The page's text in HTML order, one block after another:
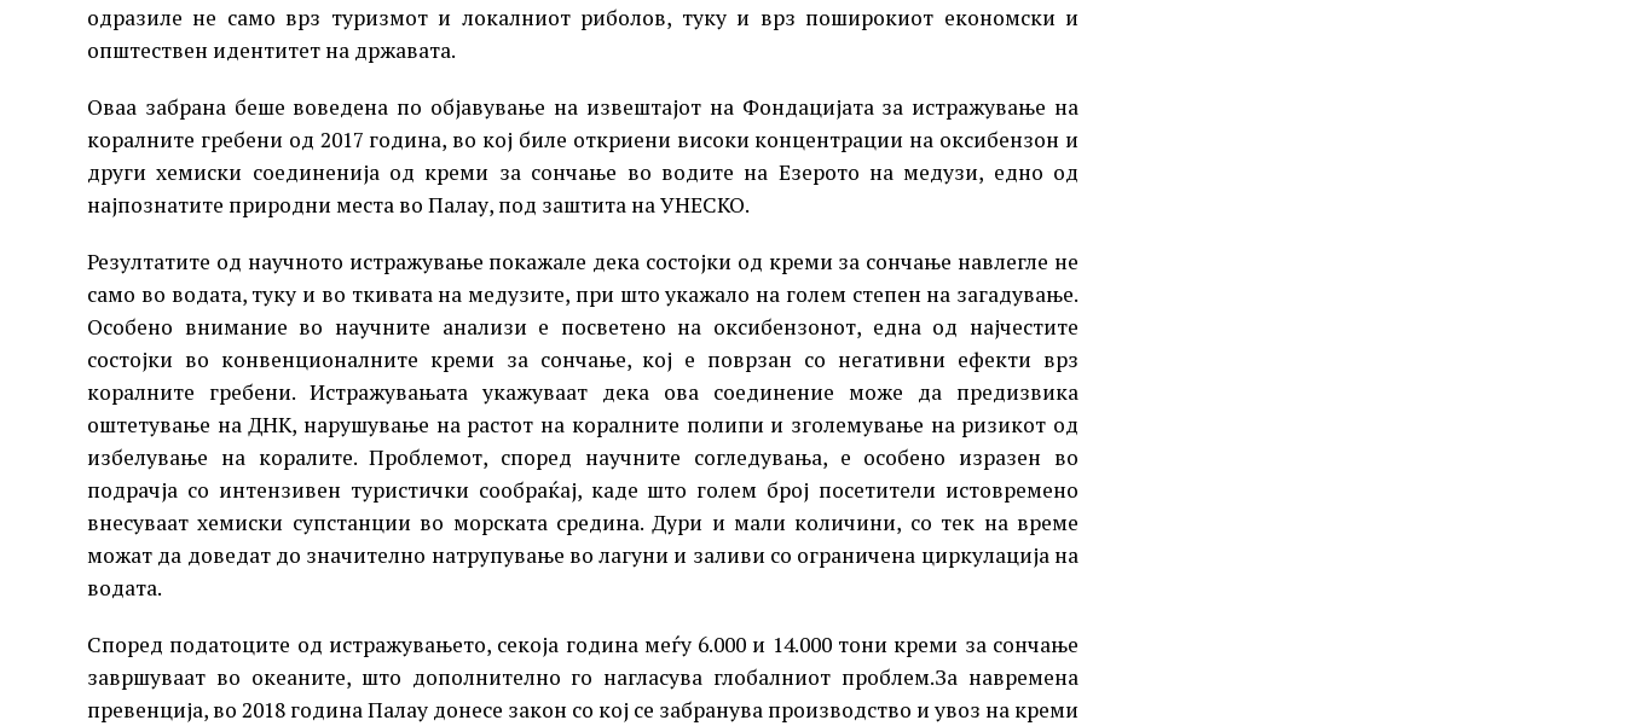
одразиле не само врз туризмот и локалниот риболов, туку и врз поширокиот економски и
општествен идентитет на државата.
Оваа забрана беше воведена по објавување на извештајот на Фондацијата за истражување на
коралните гребени од 2017 година, во кој биле откриени високи концентрации на оксибензон и
други хемиски соединенија од креми за сончање во водите на Езерото на медузи, едно од
најпознатите природни места во Палау, под заштита на УНЕСКО.
Резултатите од научното истражување покажале дека состојки од креми за сончање навлегле не
само во водата, туку и во ткивата на медузите, при што укажало на голем степен на загадување.
Особено внимание во научните анализи е посветено на оксибензонот, една од најчестите
состојки во конвенционалните креми за сончање, кој е поврзан со негативни ефекти врз
коралните гребени. Истражувањата укажуваат дека ова соединение може да предизвика
оштетување на ДНК, нарушување на растот на коралните полипи и зголемување на ризикот од
избелување на коралите. Проблемот, според научните согледувања, е особено изразен во
подрачја со интензивен туристички сообраќај, каде што голем број посетители истовремено
внесуваат хемиски супстанции во морската средина. Дури и мали количини, со тек на време
можат да доведат до значително натрупување во лагуни и заливи со ограничена циркулација на
водата.
Според податоците од истражувањето, секоја година меѓу 6.000 и 14.000 тони креми за сончање
завршуваат во океаните, што дополнително го нагласува глобалниот проблем.За навремена
превенција, во 2018 година Палау донесе закон со кој се забранува производство и увоз на креми